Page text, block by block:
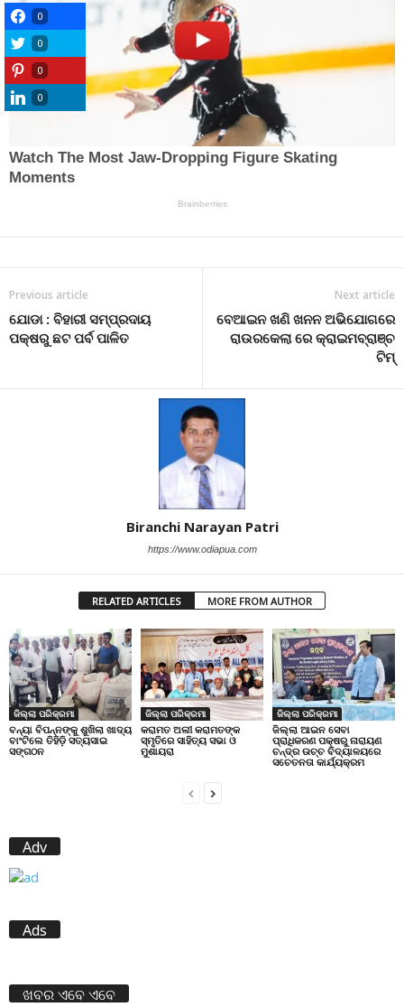
Previous article
ଯୋଡା : ବିହାରୀ ସମ୍ପ୍ରଦାୟ
ପକ୍ଷରୁ ଛଟ ପର୍ବ ପାଳିତ
Next article
ବେଆଇନ ଖଣି ଖନନ ଅଭିଯୋଗରେ
ରାଉରକେଲା ରେ କ୍ରାଇମବ୍ରାଞ୍ଚ
ଟିମ୍
Biranchi Narayan Patri
https://www.odiapua.com
RELATED ARTICLES MORE FROM AUTHOR
ଜିଲ୍ଲା ପରିକ୍ରମା
ବନ୍ୟା ବିପନ୍ନଙ୍କୁ ଶୁଖିଲା ଖାଦ୍ୟ
ବାଂଟିଲେ ତିହିଡି଼ ସତ୍ୟସାଇ
ସଙ୍ଗଠନ
ଜିଲ୍ଲା ପରିକ୍ରମା
କରାମତ ଅଲୀ କରାମତଙ୍କ
ସ୍ମୃତିରେ ସାହିତ୍ୟ ସଭା ଓ
ମୁଶାୟରା
ଜିଲ୍ଲା ପରିକ୍ରମା
ଜିଲ୍ଲା ଆଇନ ସେବା
ପ୍ରାଧିକରଣ ପକ୍ଷରୁ ନାରାୟଣ
ଚନ୍ଦ୍ର ଉଚ୍ଚ ବିଦ୍ୟାଳୟରେ
ସଚେତନତା କାର୍ଯ୍ୟକ୍ରମ
Adv
Ads
ଖବର ଏବେ ଏବେ
0
0
0
0